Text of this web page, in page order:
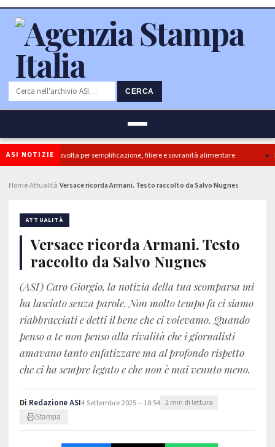
CERCA
ASI NOTIZIE
ok Camera e’ svolta per semplificazione, filiere e sovranità alimentare Il
HomeAttualità Versace ricorda Armani. Testo raccolto da Salvo Nugnes
ATTUALITÀ
Versace ricorda Armani. Testo
raccolto da Salvo Nugnes
(ASI) Caro Giorgio, la notizia della tua scomparsa mi
ha lasciato senza parole. Non molto tempo fa ci siamo
riabbracciati e detti il bene che ci volevamo. Quando
penso a te non penso alla rivalità che i giornalisti
amavano tanto enfatizzare ma al profondo rispetto
che ci ha sempre legato e che non è mai venuto meno.
Di Redazione ASI4 Settembre 2025 – 18:54 2 min di lettura
Stampa